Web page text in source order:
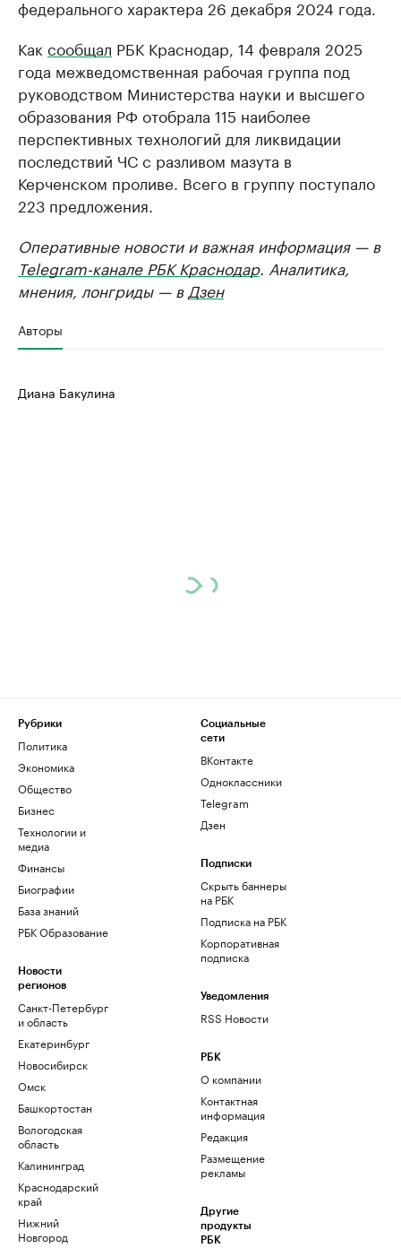
федерального характера 26 декабря 2024 года.
Как сообщал РБК Краснодар, 14 февраля 2025
года межведомственная рабочая группа под
руководством Министерства науки и высшего
образования РФ отобрала 115 наиболее
перспективных технологий для ликвидации
последствий ЧС с разливом мазута в
Керченском проливе. Всего в группу поступало
223 предложения.
Оперативные новости и важная информация — в
Telegram-канале РБК Краснодар. Аналитика,
мнения, лонгриды — в Дзен
Авторы
Диана Бакулина
Рубрики
Политика
Экономика
Общество
Бизнес
Технологии и
медиа
Финансы
Биографии
База знаний
РБК Образование
Новости
регионов
Санкт-Петербург
и область
Екатеринбург
Новосибирск
Омск
Башкортостан
Вологодская
область
Калининград
Краснодарский
край
Нижний
Новгород
Социальные
сети
ВКонтакте
Одноклассники
Telegram
Дзен
Подписки
Скрыть баннеры
на РБК
Подписка на РБК
Корпоративная
подписка
Уведомления
RSS Новости
РБК
О компании
Контактная
информация
Редакция
Размещение
рекламы
Другие
продукты
РБК